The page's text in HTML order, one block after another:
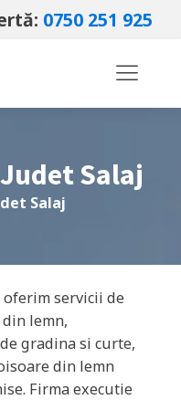
0750 251 925
Salaj
Salaj
oferim servicii de
lemn,
gradina si curte,
din lemn
Firma executie